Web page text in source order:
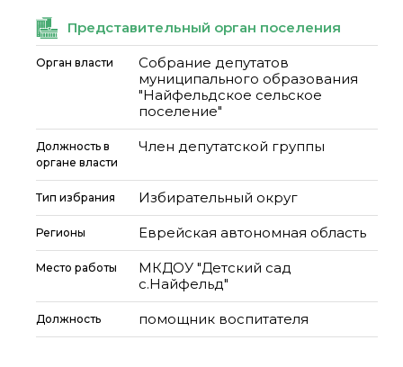
Представительный орган поселения
Орган власти
Собрание депутатов
муниципального образования
"Найфельдское сельское
поселение"
Должность в
органе власти
Член депутатской группы
Тип избрания Избирательный округ
Регионы Еврейская автономная область
Место работы
МКДОУ "Детский сад
с.Найфельд"
Должность помощник воспитателя